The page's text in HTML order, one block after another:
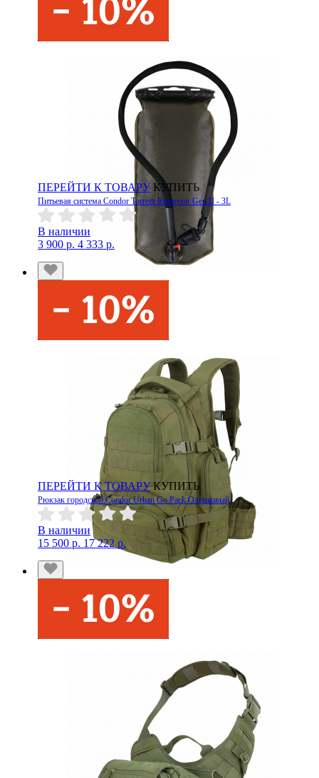
ПЕРЕЙТИ К ТОВАРУ КУПИТЬ
Питьевая система Condor Torrent Reservoir Gen II - 3L
В наличии
3 900 р. 4 333 р.
ПЕРЕЙТИ К ТОВАРУ КУПИТЬ
Рюкзак городской Condor Urban Go Pack Оливковый
В наличии
15 500 р. 17 222 р.